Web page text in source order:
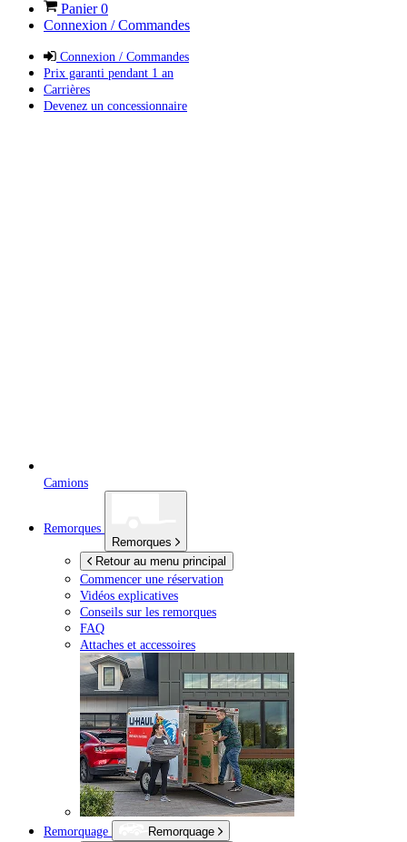
Panier0
Connexion / Commandes
Connexion / Commandes
Prix garanti pendant 1 an
Carrières
Devenez un concessionnaire
Camions
Remorques
Remorques
Retour au menu principal
Commencer une réservation
Vidéos explicatives
Conseils sur les remorques
FAQ
Attaches et accessoires
Remorquage
Remorquage